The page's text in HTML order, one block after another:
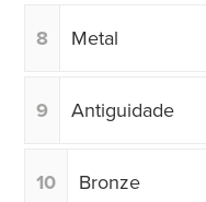
8 Metal
9 Antiguidade
10 Bronze